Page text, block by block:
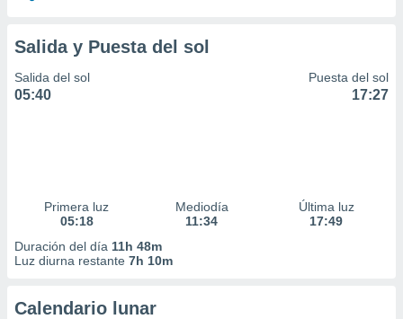
Salida y Puesta del sol
Salida del sol
05:40
Puesta del sol
17:27
Primera luz
05:18
Mediodía
11:34
Última luz
17:49
Duración del día 11h 48m
Luz diurna restante 7h 10m
Calendario lunar